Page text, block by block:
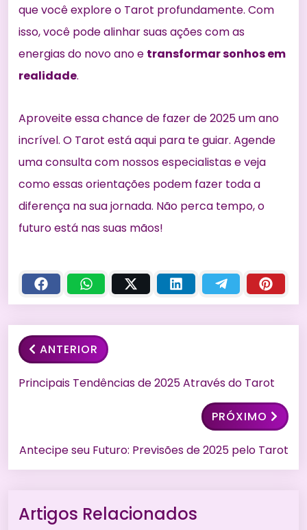
que você explore o Tarot profundamente. Com
isso, você pode alinhar suas ações com as
energias do novo ano e transformar sonhos em
realidade.
Aproveite essa chance de fazer de 2025 um ano
incrível. O Tarot está aqui para te guiar. Agende
uma consulta com nossos especialistas e veja
como essas orientações podem fazer toda a
diferença na sua jornada. Não perca tempo, o
futuro está nas suas mãos!
ANTERIOR
Principais Tendências de 2025 Através do Tarot
PRÓXIMO
Antecipe seu Futuro: Previsões de 2025 pelo Tarot
Artigos Relacionados